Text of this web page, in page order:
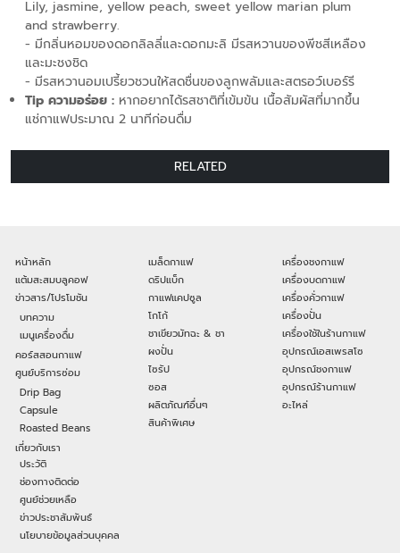
Lily, jasmine, yellow peach, sweet yellow marian plum
and strawberry.
- มีกลิ่นหอมของดอกลิลลี่และดอกมะลิ มีรสหวานของพีชสีเหลือง
และมะชงชิด
- มีรสหวานอมเปรี้ยวชวนให้สดชื่นของลูกพลัมและสตรอว์เบอร์รี
Tip ความอร่อย : หากอยากได้รสชาติที่เข้มข้น เนื้อสัมผัสที่มากขึ้น
แช่กาแฟประมาณ 2 นาทีก่อนดื่ม
RELATED
หน้าหลัก
แต้มสะสมบลูคอฟ
ข่าวสาร/โปรโมชัน
บทความ
เมนูเครื่องดื่ม
คอร์สสอนกาแฟ
ศูนย์บริการซ่อม
Drip Bag
Capsule
Roasted Beans
เกี่ยวกับเรา
ประวัติ
ช่องทางติดต่อ
ศูนย์ช่วยเหลือ
ข่าวประชาสัมพันธ์
นโยบายข้อมูลส่วนบุคคล
เมล็ดกาแฟ
ดริปแบ็ก
กาแฟแคปซูล
โกโก้
ชาเขียวมัทฉะ & ชา
ผงปั่น
ไซรัป
ซอส
ผลิตภัณฑ์อื่นๆ
สินค้าพิเศษ
เครื่องชงกาแฟ
เครื่องบดกาแฟ
เครื่องคั่วกาแฟ
เครื่องปั่น
เครื่องใช้ในร้านกาแฟ
อุปกรณ์เอสเพรสโซ
อุปกรณ์ชงกาแฟ
อุปกรณ์ร้านกาแฟ
อะไหล่